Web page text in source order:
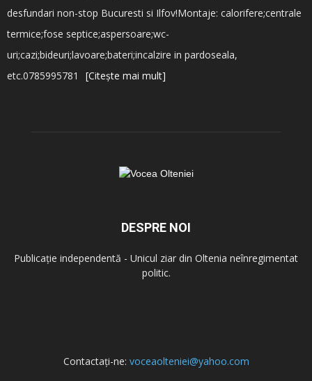
desfundari non-stop Bucuresti si Ilfov!Montaje: calorifere;centrale
termice;fose septice;aspersoare;wc-
uri;cazi;bideuri;lavoare;bateri;incalzire in pardoseala,
etc.0785995781
[Citește mai mult]
DESPRE NOI
Publicație independentă - Unicul ziar din Oltenia neînregimentat
politic.
Contactați-ne: voceaolteniei@yahoo.com